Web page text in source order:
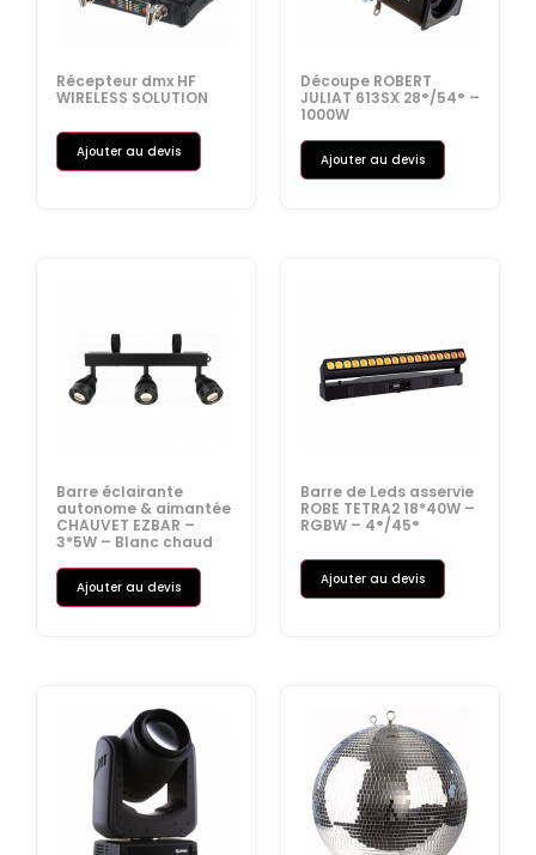
Récepteur dmx HF
WIRELESS SOLUTION
Ajouter au devis
Découpe ROBERT
JULIAT 613SX 28°/54° –
1000W
Ajouter au devis
Barre éclairante
autonome & aimantée
CHAUVET EZBAR –
3*5W – Blanc chaud
Ajouter au devis
Barre de Leds asservie
ROBE TETRA2 18*40W –
RGBW – 4°/45°
Ajouter au devis